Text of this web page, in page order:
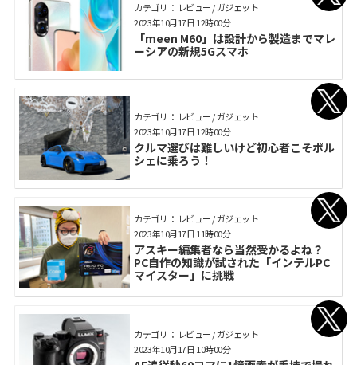
カテゴリ： レビュー / ガジェット
「meen M60」は設計から製造までマレ
ーシアの新規5Gスマホ
2023年10月17日 12時00分
カテゴリ： レビュー / ガジェット
クルマ選びは難しいけど初心者こそポル
シェに乗ろう！
2023年10月17日 12時00分
カテゴリ： レビュー / ガジェット
アスキー編集者なら当然受かるよね？
PC自作の知識が試された「インテルPC
マイスター」に挑戦
2023年10月17日 11時00分
カテゴリ： レビュー / ガジェット
2023年10月17日 10時00分